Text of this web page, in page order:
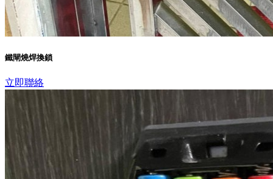
鐵閘燒焊換鎖
立即聯絡